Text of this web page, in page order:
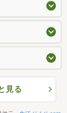
見る